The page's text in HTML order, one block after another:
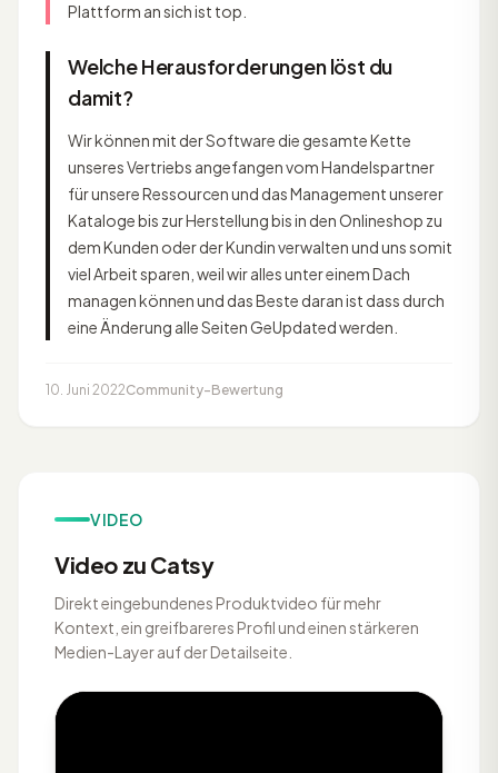
Plattform an sich ist top.
Welche Herausforderungen löst du
damit?
Wir können mit der Software die gesamte Kette
unseres Vertriebs angefangen vom Handelspartner
für unsere Ressourcen und das Management unserer
Kataloge bis zur Herstellung bis in den Onlineshop zu
dem Kunden oder der Kundin verwalten und uns somit
viel Arbeit sparen, weil wir alles unter einem Dach
managen können und das Beste daran ist dass durch
eine Änderung alle Seiten GeUpdated werden.
10. Juni 2022Community-Bewertung
VIDEO
Video zu Catsy
Direkt eingebundenes Produktvideo für mehr
Kontext, ein greifbareres Profil und einen stärkeren
Medien-Layer auf der Detailseite.